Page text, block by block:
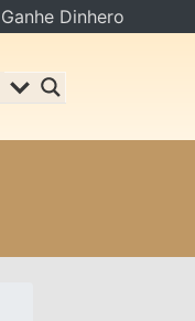
Ganhe Dinhero